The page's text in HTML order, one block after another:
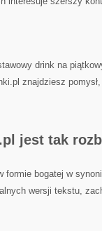
drink na
znajdziesz
jest tak
formie bogatej w
wersji tekstu,